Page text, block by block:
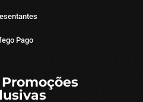
Pago